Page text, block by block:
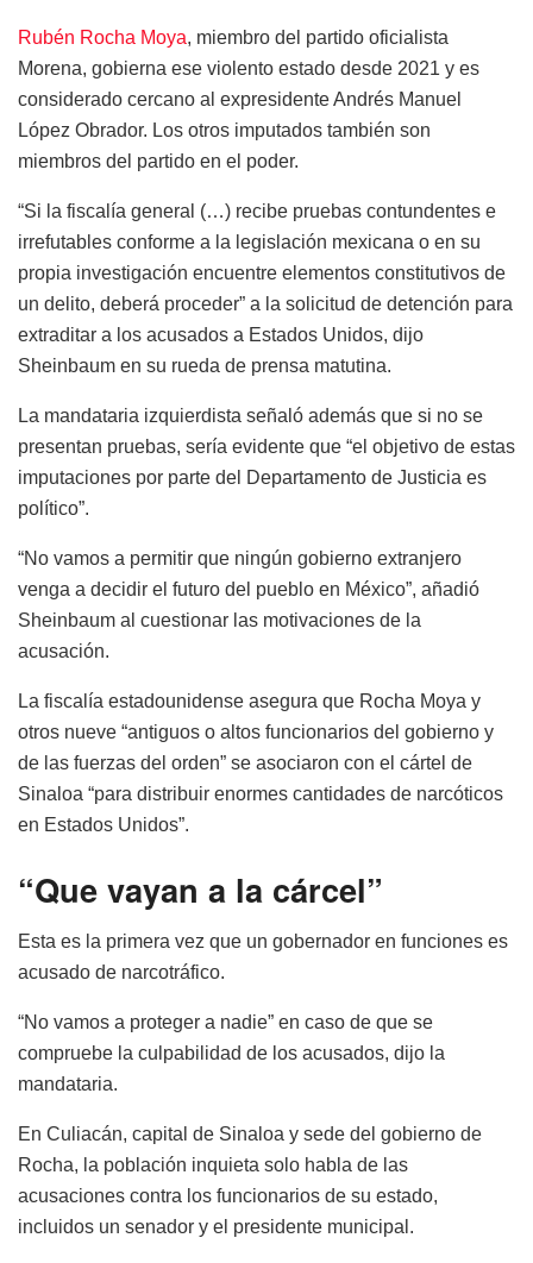
Rubén Rocha Moya, miembro del partido oficialista
Morena, gobierna ese violento estado desde 2021 y es
considerado cercano al expresidente Andrés Manuel
López Obrador. Los otros imputados también son
miembros del partido en el poder.
“Si la fiscalía general (…) recibe pruebas contundentes e
irrefutables conforme a la legislación mexicana o en su
propia investigación encuentre elementos constitutivos de
un delito, deberá proceder” a la solicitud de detención para
extraditar a los acusados a Estados Unidos, dijo
Sheinbaum en su rueda de prensa matutina.
La mandataria izquierdista señaló además que si no se
presentan pruebas, sería evidente que “el objetivo de estas
imputaciones por parte del Departamento de Justicia es
político”.
“No vamos a permitir que ningún gobierno extranjero
venga a decidir el futuro del pueblo en México”, añadió
Sheinbaum al cuestionar las motivaciones de la
acusación.
La fiscalía estadounidense asegura que Rocha Moya y
otros nueve “antiguos o altos funcionarios del gobierno y
de las fuerzas del orden” se asociaron con el cártel de
Sinaloa “para distribuir enormes cantidades de narcóticos
en Estados Unidos”.
“Que vayan a la cárcel”
Esta es la primera vez que un gobernador en funciones es
acusado de narcotráfico.
“No vamos a proteger a nadie” en caso de que se
compruebe la culpabilidad de los acusados, dijo la
mandataria.
En Culiacán, capital de Sinaloa y sede del gobierno de
Rocha, la población inquieta solo habla de las
acusaciones contra los funcionarios de su estado,
incluidos un senador y el presidente municipal.